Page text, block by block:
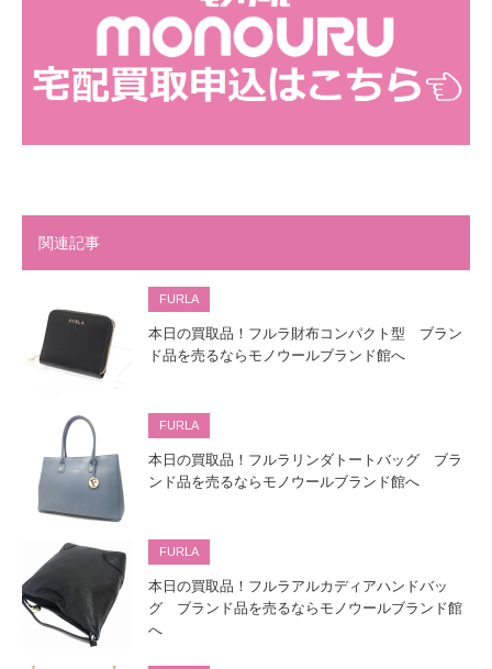
関連記事
FURLA
本日の買取品！フルラ財布コンパクト型 ブラン
ド品を売るならモノウールブランド館へ
FURLA
本日の買取品！フルラリンダトートバッグ ブラ
ンド品を売るならモノウールブランド館へ
FURLA
本日の買取品！フルラアルカディアハンドバッ
グ ブランド品を売るならモノウールブランド館
へ